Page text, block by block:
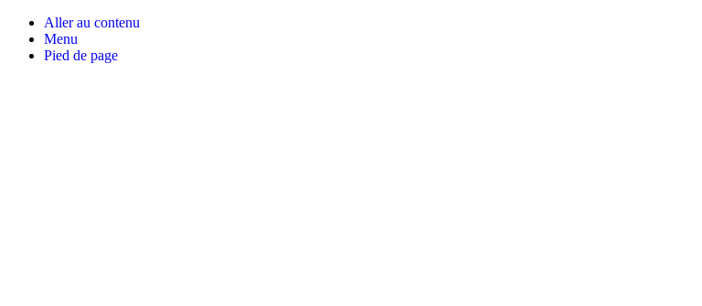
Aller au contenu
Menu
Pied de page